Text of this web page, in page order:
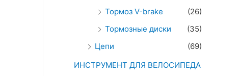
Тормоз V-brake
(26)
Тормозные диски
(35)
Цепи
(69)
ИНСТРУМЕНТ ДЛЯ ВЕЛОСИПЕДА